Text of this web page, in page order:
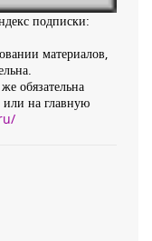
подписки:
материалов,
обязательна
или на главную